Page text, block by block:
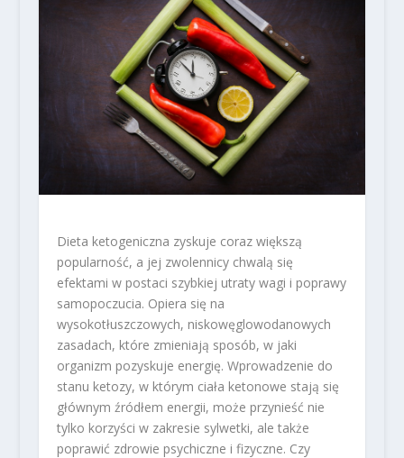
Dieta ketogeniczna zyskuje coraz większą
popularność, a jej zwolennicy chwalą się
efektami w postaci szybkiej utraty wagi i poprawy
samopoczucia. Opiera się na
wysokotłuszczowych, niskowęglowodanowych
zasadach, które zmieniają sposób, w jaki
organizm pozyskuje energię. Wprowadzenie do
stanu ketozy, w którym ciała ketonowe stają się
głównym źródłem energii, może przynieść nie
tylko korzyści w zakresie sylwetki, ale także
poprawić zdrowie psychiczne i fizyczne. Czy